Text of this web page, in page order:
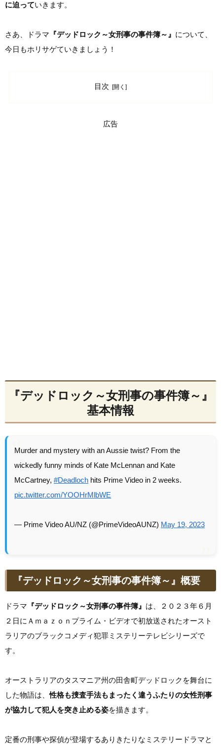
に迫っていきます。
さあ、ドラマ 『デッドロック～女刑事の事件簿～』 について、
今日もホリサゲていきましょう！
目次
広告
『デッドロック～女刑事の事件簿～』
基本情報
Murder and mystery with an Aussie twist? From the
wickedly funny minds of Kate McLennan and Kate
McCartney, #Deadloch hits Prime Video in 2 weeks.
pic.twitter.com/YOOHrMlbWE
— Prime Video AU/NZ (@PrimeVideoAUNZ) May 19, 2023
『デッドロック～女刑事の事件簿～』概要
ドラマ 『デッドロック～女刑事の事件簿』 は、２０２３年６月
２日にＡｍａｚｏｎプライム・ビデオで初放送されたオースト
ラリアのブラックコメディ犯罪ミステリーテレビシリーズで
す。
オーストラリアのタスマニア州の田舎町デッドロックを舞台に
した物語は、性格も捜査手法もまったく違うふたりの女性刑事
が協力して犯人を突き止める姿を描きます。
定番の刑事や探偵が登場するありきたりなミステリードラマと